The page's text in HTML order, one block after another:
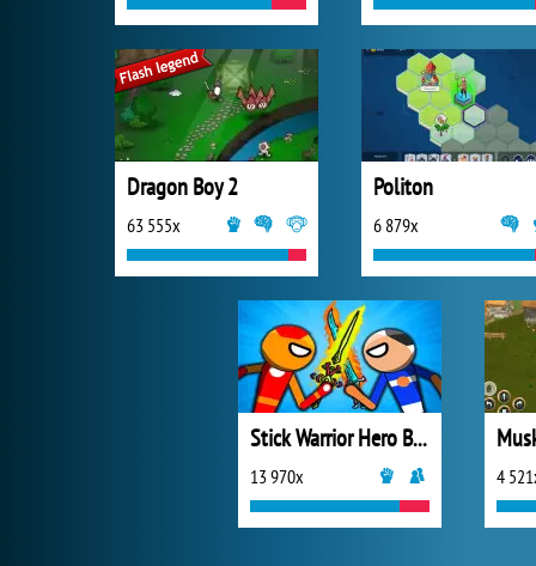
Dragon Boy 2
63 555x
Politon
6 879x
Stick Warrior Hero Battle
13 970x 4